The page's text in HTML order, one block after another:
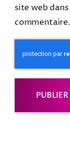
site web
commentaire.